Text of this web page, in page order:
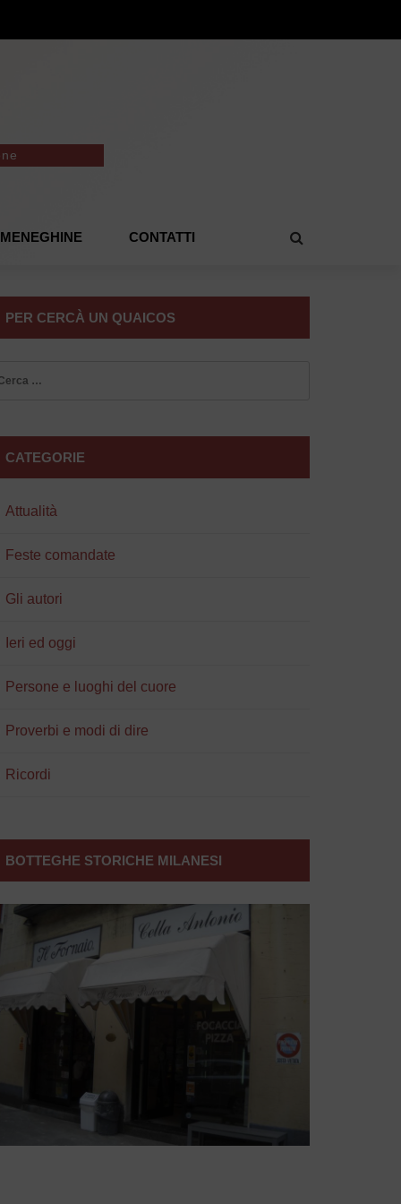
CONTATTI
PER CERCÀ UN QUAICOS
CATEGORIE
Attualità
Feste comandate
Gli autori
Ieri ed oggi
Persone e luoghi del cuore
Proverbi e modi di dire
Ricordi
BOTTEGHE STORICHE MILANESI